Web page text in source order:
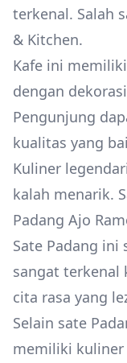
terkenal. Salah
& Kitchen.
Kafe ini
dengan
Pengunjung
kualitas yang
Kuliner
kalah menarik.
Padang Ajo
Sate Padang ini
sangat terkenal
cita rasa yang
Selain sate
memiliki kuliner